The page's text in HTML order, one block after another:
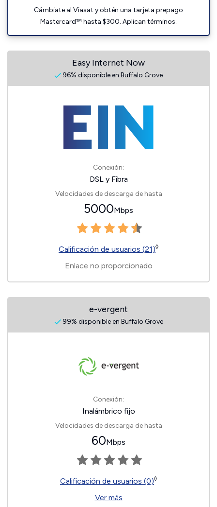
Cámbiate al Viasat y obtén una tarjeta prepago
Mastercard™ hasta $300. Aplican términos.
Easy Internet Now
96% disponible en Buffalo Grove
Conexión:
DSL y Fibra
Velocidades de descarga de hasta
5000Mbps
Calificación de usuarios (21)◊
Enlace no proporcionado
e-vergent
99% disponible en Buffalo Grove
Conexión:
Inalámbrico fijo
Velocidades de descarga de hasta
60Mbps
Calificación de usuarios (0)◊
Ver más